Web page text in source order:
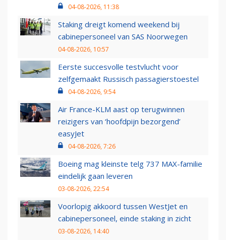
04-08-2026, 11:38
Staking dreigt komend weekend bij
cabinepersoneel van SAS Noorwegen
04-08-2026, 10:57
Eerste succesvolle testvlucht voor
zelfgemaakt Russisch passagierstoestel
04-08-2026, 9:54
Air France-KLM aast op terugwinnen
reizigers van ‘hoofdpijn bezorgend’
easyJet
04-08-2026, 7:26
Boeing mag kleinste telg 737 MAX-familie
eindelijk gaan leveren
03-08-2026, 22:54
Voorlopig akkoord tussen WestJet en
cabinepersoneel, einde staking in zicht
03-08-2026, 14:40